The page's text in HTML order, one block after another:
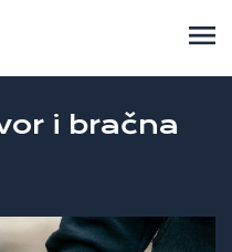
i bračna